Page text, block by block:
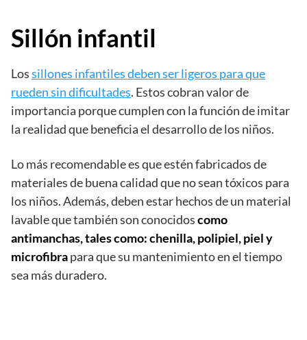
Sillón infantil
Lossillones infantiles deben ser ligeros para que
rueden sin dificultades. Estos cobran valor de
importancia porque cumplen con la función de imitar
la realidad que beneficia el desarrollo de los niños.
Lo más recomendable es que estén fabricados de
materiales de buena calidad que no sean tóxicos para
los niños. Además, deben estar hechos de un material
lavable que también son conocidoscomo
antimanchas, tales como: chenilla, polipiel, piel y
microfibrapara que su mantenimiento en el tiempo
sea más duradero.